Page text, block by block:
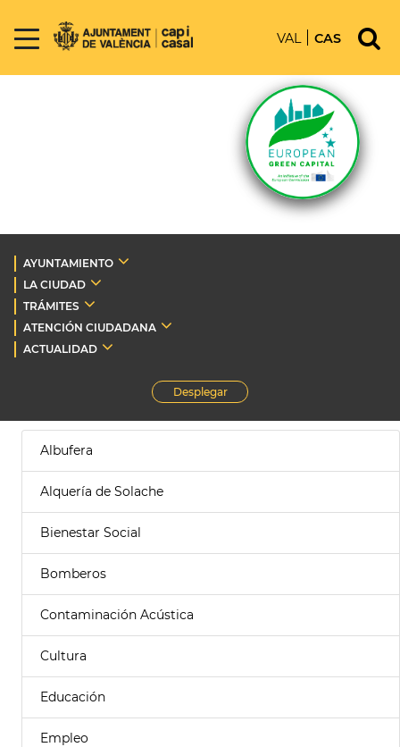
VAL CAS
AYUNTAMIENTO
LA CIUDAD
TRÁMITES
ATENCIÓN CIUDADANA
ACTUALIDAD
Desplegar
Albufera
Alquería de Solache
Bienestar Social
Bomberos
Contaminación Acústica
Cultura
Educación
Empleo